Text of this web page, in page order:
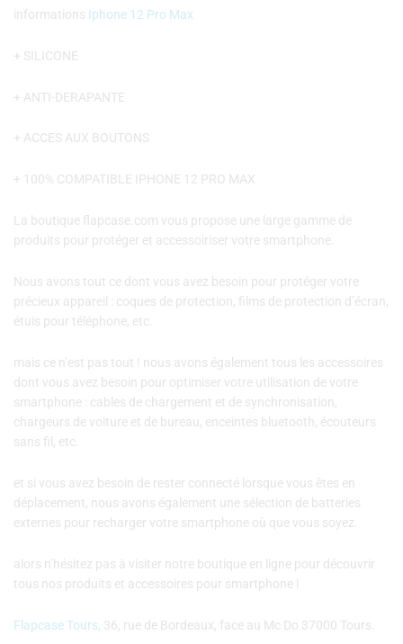
informations Iphone 12 Pro Max
+ SILICONE
+ ANTI-DERAPANTE
+ ACCES AUX BOUTONS
+ 100% COMPATIBLE IPHONE 12 PRO MAX
La boutique flapcase.com vous propose une large gamme de
produits pour protéger et accessoiriser votre smartphone.
Nous avons tout ce dont vous avez besoin pour protéger votre
précieux appareil : coques de protection, films de protection d’écran,
étuis pour téléphone, etc.
mais ce n’est pas tout ! nous avons également tous les accessoires
dont vous avez besoin pour optimiser votre utilisation de votre
smartphone : cables de chargement et de synchronisation,
chargeurs de voiture et de bureau, enceintes bluetooth, écouteurs
sans fil, etc.
et si vous avez besoin de rester connecté lorsque vous êtes en
déplacement, nous avons également une sélection de batteries
externes pour recharger votre smartphone où que vous soyez.
alors n’hésitez pas à visiter notre boutique en ligne pour découvrir
tous nos produits et accessoires pour smartphone !
Flapcase Tours, 36, rue de Bordeaux, face au Mc Do 37000 Tours.